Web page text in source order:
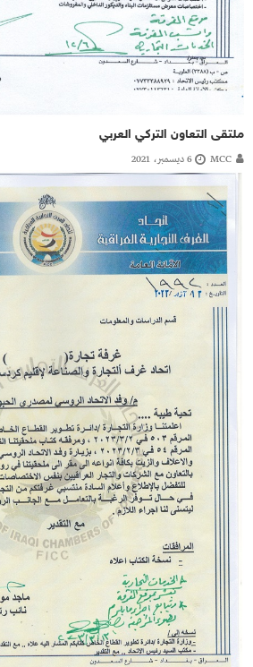
ملتقى التعاون التركي العربي
MCC 6 ديسمبر، 2021